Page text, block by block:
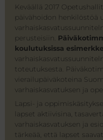
Keväällä 2017
päivähoidon henkilöstöä
perusteisiin.
koulutuksissa
toteutuksesta.
vierailupäiväkoteina
varhaiskasvatuksen ja
Lapsi- ja
lapset aktiivisina,
varhaiskasvatuksen ja
tärkeää, että lapset